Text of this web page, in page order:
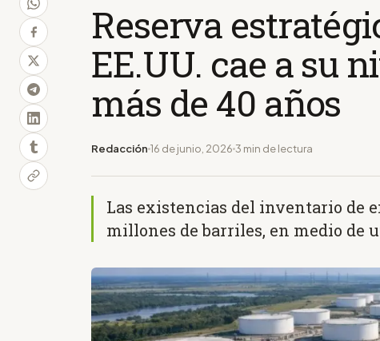
Reserva
EE.UU. cae a su
más de 40 años
Redacción 16 de junio, 2026 3 min de lectura
Las existencias del inventario de
millones de barriles, en medio de